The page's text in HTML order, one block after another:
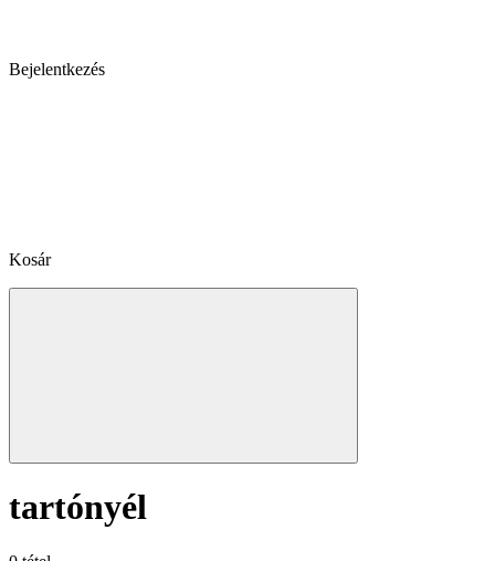
Bejelentkezés
Kosár
tartónyél